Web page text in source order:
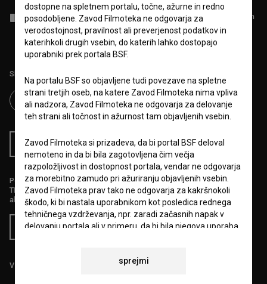
Sprejemamsplošne pogojein dajemsoglasjeza zbiranje, hrambo in
obdelavo osebnih podatkov.
Sledite nam na:
RSS novice RSS dogodki
Podprite nas z donacijo na
TRR: SI56 6100 0001 5706 684,
ali s kreditno kartico:
Doniraj
Vse cene vsebujejo DDV.
dostopne na spletnem portalu, točne, ažurne in redno
posodobljene. Zavod Filmoteka ne odgovarja za
verodostojnost, pravilnost ali preverjenost podatkov in
katerihkoli drugih vsebin, do katerih lahko dostopajo
uporabniki prek portala BSF.
Na portalu BSF so objavljene tudi povezave na spletne
strani tretjih oseb, na katere Zavod Filmoteka nima vpliva
ali nadzora, Zavod Filmoteka ne odgovarja za delovanje
teh strani ali točnost in ažurnost tam objavljenih vsebin.
Zavod Filmoteka si prizadeva, da bi portal BSF deloval
nemoteno in da bi bila zagotovljena čim večja
razpoložljivost in dostopnost portala, vendar ne odgovarja
za morebitno zamudo pri ažuriranju objavljenih vsebin.
Zavod Filmoteka prav tako ne odgovarja za kakršnokoli
škodo, ki bi nastala uporabnikom kot posledica rednega
tehničnega vzdrževanja, npr. zaradi začasnih napak v
delovanju portala ali v primeru, da bi bila njegova uporaba
sprejmi